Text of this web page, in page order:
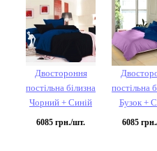
Двостороння
постільна білизна
Чорний + Синій
6085 грн./шт.
постільна
Бузок +
6085